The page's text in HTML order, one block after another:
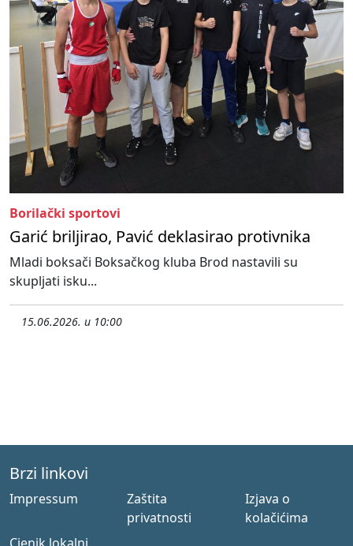
Borilački sportovi
Garić briljirao, Pavić deklasirao protivnika
Mladi boksači Boksačkog kluba Brod nastavili su
skupljati isku...
15.06.2026. u 10:00
Brzi linkovi
Impressum
Zaštita
privatnosti
Izjava o
kolačićima